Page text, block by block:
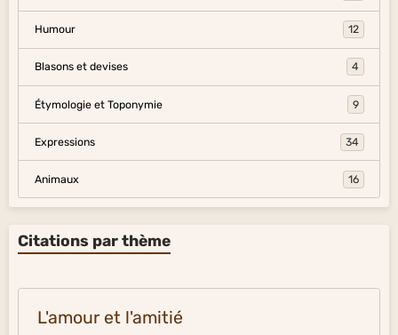
Humour 12
Blasons et devises 4
Étymologie et Toponymie 9
Expressions 34
Animaux 16
Citations par thème
L'amour et l'amitié